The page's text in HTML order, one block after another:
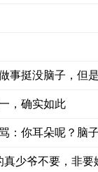
事挺没脑子，但
，确实如此
：你耳朵呢？脑
真少爷不要，非要